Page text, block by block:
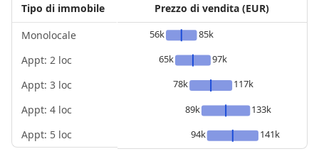
Tipo di immobile
Monolocale
Appt: 2 loc
Appt: 3 loc
Appt: 4 loc
Appt: 5 loc
Prezzo di vendita (EUR)
56k
85k
65k
97k
78k
117k
89k
133k
94k
141k